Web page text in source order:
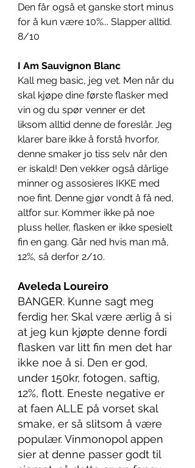
Den får også et ganske stort minus
for å kun være 10%... Slapper alltid.
8/10
I Am Sauvignon Blanc
Kall meg basic, jeg vet. Men når du
skal kjøpe dine første flasker med
vin og du spør venner er det
liksom alltid denne de foreslår. Jeg
klarer bare ikke å forstå hvorfor,
denne smaker jo tiss selv når den
er iskald! Den vekker også dårlige
minner og assosieres IKKE med
noe fint. Denne gjør vondt å få ned,
altfor sur. Kommer ikke på noe
pluss heller, flasken er ikke spesielt
fin en gang. Går ned hvis man må,
12%, så derfor 2/10.
Aveleda Loureiro
BANGER. Kunne sagt meg
ferdig her. Skal være ærlig å si
at jeg kun kjøpte denne fordi
flasken var litt fin men det har
ikke noe å si. Den er god,
under 150kr, fotogen, saftig,
12%, flott. Eneste negative er
at faen ALLE på vorset skal
smake, er så slitsom å være
populær. Vinmonopol appen
sier at denne passer godt til